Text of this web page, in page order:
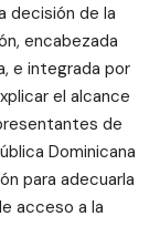
decisión de la
encabezada
e integrada por
el alcance
de
Dominicana
para adecuarla
acceso a la